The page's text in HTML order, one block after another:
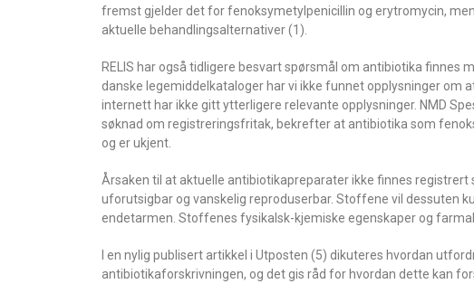
fremst gjelder det for fenoksymetylpenicillin og erytromycin,
aktuelle behandlingsalternativer (1).
RELIS har også tidligere besvart spørsmål om antibiotika finnes
danske legemiddelkataloger har vi ikke funnet opplysninger
internett har ikke gitt ytterligere relevante opplysninger. NMD
søknad om registreringsfritak, bekrefter at antibiotika som
og er ukjent.
Årsaken til at aktuelle antibiotikapreparater ikke finnes
uforutsigbar og vanskelig reproduserbar. Stoffene vil dessuten
endetarmen. Stoffenes fysikalsk-kjemiske egenskaper og
I en nylig publisert artikkel i Utposten (5) dikuteres hvordan
antibiotikaforskrivningen, og det gis råd for hvordan dette kan